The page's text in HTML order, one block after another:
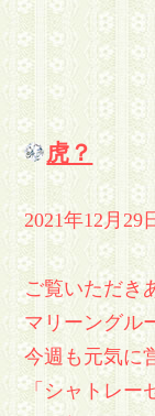
虎？
2021年12月29
ご覧いただき
マリーングル
今週も元気に
「シャトレー